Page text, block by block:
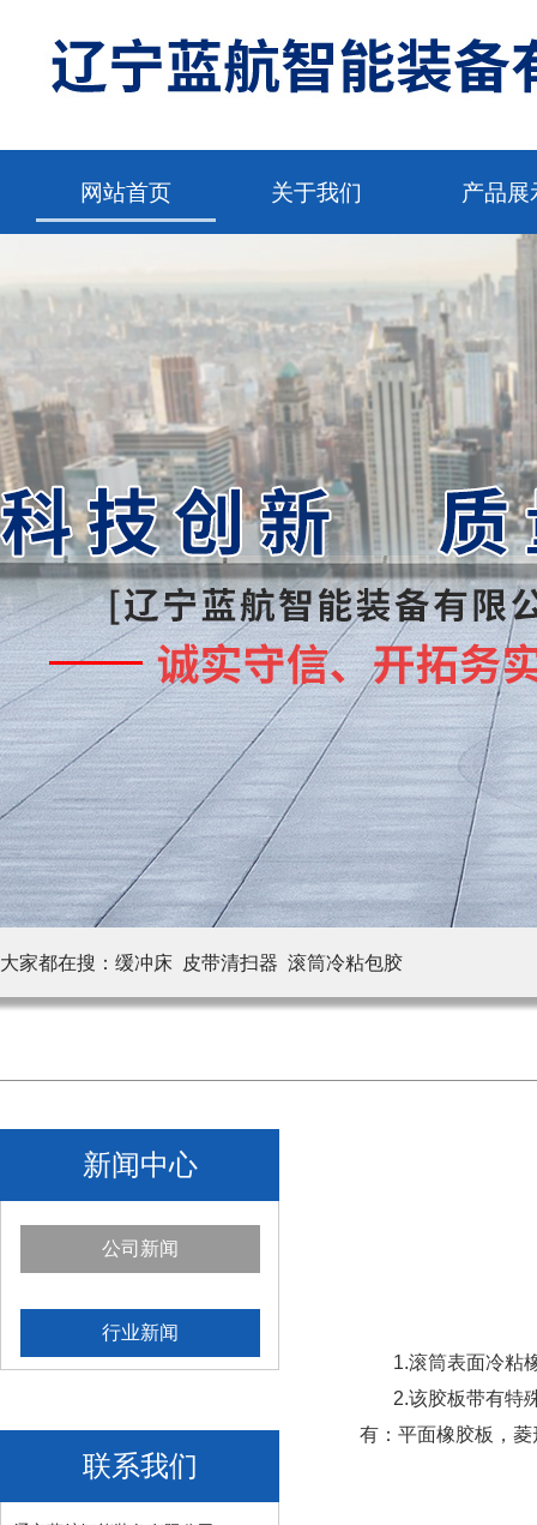
网站首页 关于我们 产品展
大家都在搜： 缓冲床 皮带清扫器 滚筒冷粘包胶
新闻中心
公司新闻
行业新闻
联系我们
1.滚筒表面冷粘橡
2.该胶板带有特殊
有：平面橡胶板，